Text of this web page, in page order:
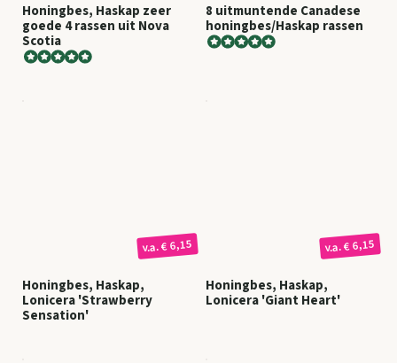
Honingbes, Haskap zeer
goede 4 rassen uit Nova
Scotia
8 uitmuntende Canadese
honingbes/Haskap rassen
v.a.€ 6,15
Honingbes, Haskap,
Lonicera 'Strawberry
Sensation'
v.a.€ 6,15
Honingbes, Haskap,
Lonicera 'Giant Heart'